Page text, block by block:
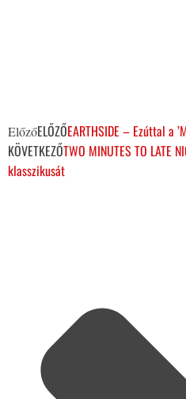
ElőzőELŐZŐEARTHSIDE – Ezúttal a
KÖVETKEZŐTWO MINUTES TO LATE
klasszikusát